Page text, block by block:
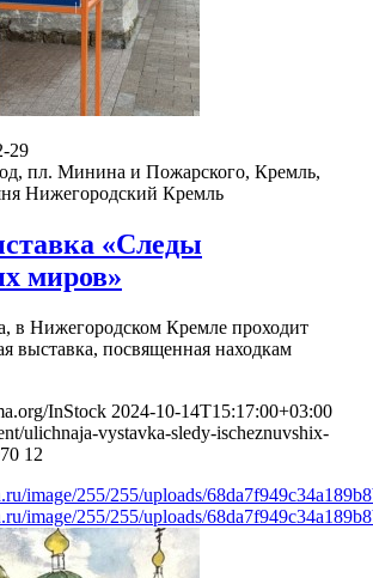
29
пл. Минина и Пожарского, Кремль,
Нижегородский Кремль
«Следы
миров»
в Нижегородском Кремле проходит
выставка, посвященная находкам
InStock 2024-10-14T15:17:00+03:00
ulichnaja-vystavka-sledy-ischeznuvshix-
12
image/255/255/uploads/
image/255/255/uploads/